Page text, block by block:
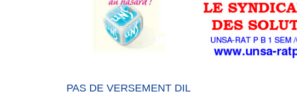
PAS DE VERSEMENT DIL